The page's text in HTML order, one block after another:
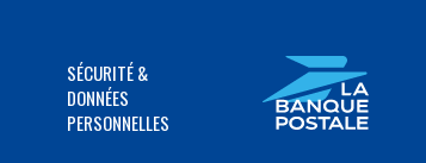
SÉCURITÉ &
DONNÉES
PERSONNELLES